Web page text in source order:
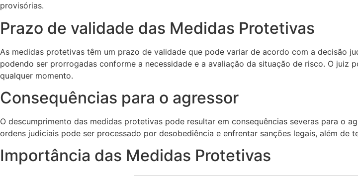
provisórias.
Prazo de validade das Medidas Protetivas
As medidas protetivas têm um prazo de validade que pode variar de acordo com a decisão
podendo ser prorrogadas conforme a necessidade e a avaliação da situação de risco. O
qualquer momento.
Consequências para o agressor
O descumprimento das medidas protetivas pode resultar em consequências severas para o
ordens judiciais pode ser processado por desobediência e enfrentar sanções legais, além de
Importância das Medidas Protetivas